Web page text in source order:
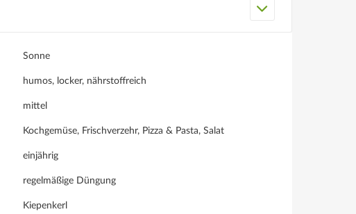
Sonne
humos, locker, nährstoffreich
mittel
Kochgemüse, Frischverzehr, Pizza & Pasta, Salat
einjährig
regelmäßige Düngung
Kiepenkerl